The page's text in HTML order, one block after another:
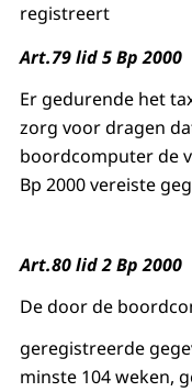
registreert
Art.79 lid 5 Bp 2000
Er gedurende het
zorg voor dragen
boordcomputer de
Bp 2000 vereiste
Art.80 lid 2 Bp 2000
De door de
geregistreerde
minste 104 weken,